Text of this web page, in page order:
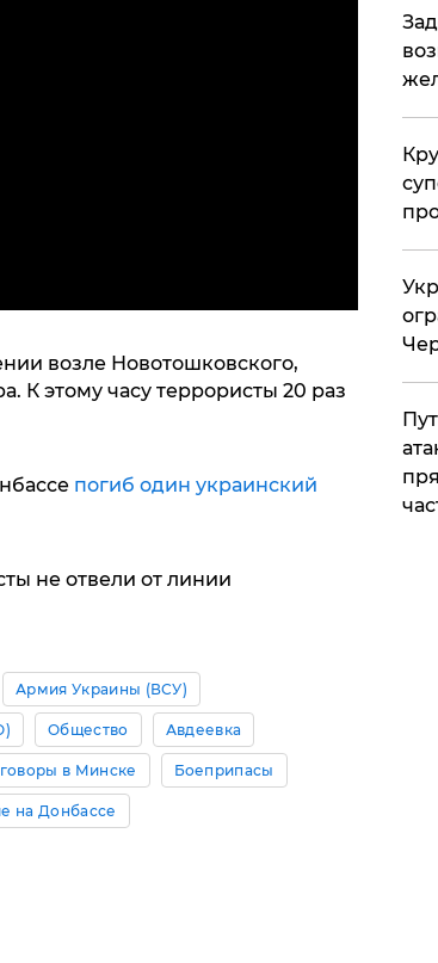
возле Новотошковского,
К этому часу террористы 20 раз
погиб один украинский
не отвели от линии
Армия Украины (ВСУ)
Общество Авдеевка
в Минске Боеприпасы
на Донбассе